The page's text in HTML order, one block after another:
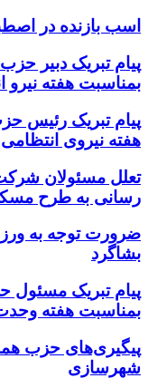
اسب بازنده در
پیام تبریک دبیر
بمناسبت هفته نیرو
پیام تبریک رئیس
هفته نیروی انتظامی
تعلل مسئولان
رسانی به طرح
ضرورت توجه به
بشاگرد
پیام تبریک
بمناسبت هفته
پیگیری‌های حزب
شهرسازی